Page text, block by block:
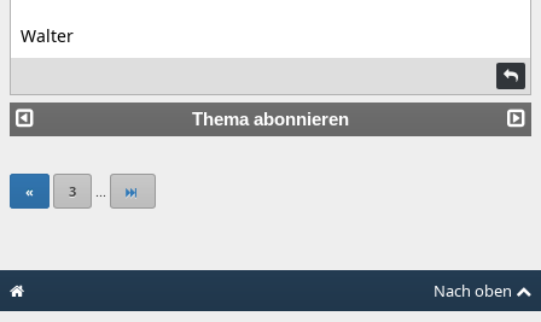
Walter
Thema abonnieren
« 3
Nach oben